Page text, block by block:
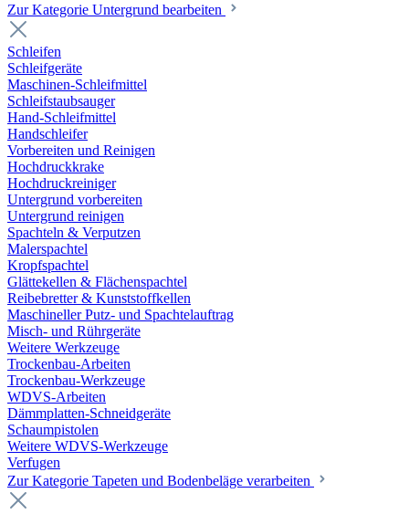
Zur Kategorie Untergrund bearbeiten
Schleifen
Schleifgeräte
Maschinen-Schleifmittel
Schleifstaubsauger
Hand-Schleifmittel
Handschleifer
Vorbereiten und Reinigen
Hochdruckkrake
Hochdruckreiniger
Untergrund vorbereiten
Untergrund reinigen
Spachteln & Verputzen
Malerspachtel
Kropfspachtel
Glättekellen & Flächenspachtel
Reibebretter & Kunststoffkellen
Maschineller Putz- und Spachtelauftrag
Misch- und Rührgeräte
Weitere Werkzeuge
Trockenbau-Arbeiten
Trockenbau-Werkzeuge
WDVS-Arbeiten
Dämmplatten-Schneidgeräte
Schaumpistolen
Weitere WDVS-Werkzeuge
Verfugen
Zur Kategorie Tapeten und Bodenbeläge verarbeiten